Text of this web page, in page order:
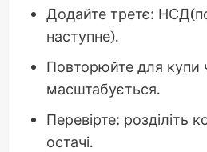
Додайте третє:
наступне).
Повторюйте для
масштабується.
Перевірте: розділіть
остачі.